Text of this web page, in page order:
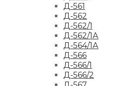
Д-561
Д-562
Д-562/1
Д-562/1А
Д-564/1А
Д-566
Д-566/1
Д-566/2